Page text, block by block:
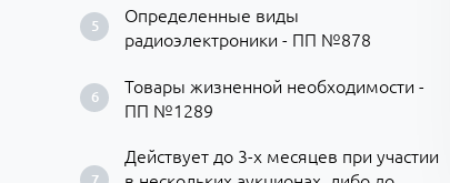
Определенные виды
радиоэлектроники - ПП №878
Товары жизненной необходимости -
ПП №1289
Действует до 3-х месяцев при участии